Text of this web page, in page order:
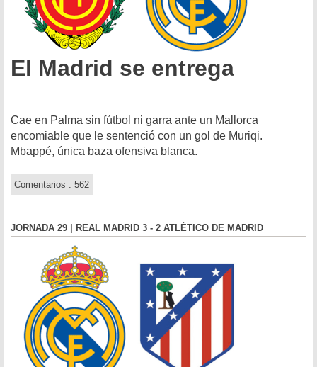
El Madrid se entrega
Cae en Palma sin fútbol ni garra ante un Mallorca
encomiable que le sentenció con un gol de Muriqi.
Mbappé, única baza ofensiva blanca.
Comentarios : 562
JORNADA 29 | REAL MADRID 3 - 2 ATLÉTICO DE MADRID